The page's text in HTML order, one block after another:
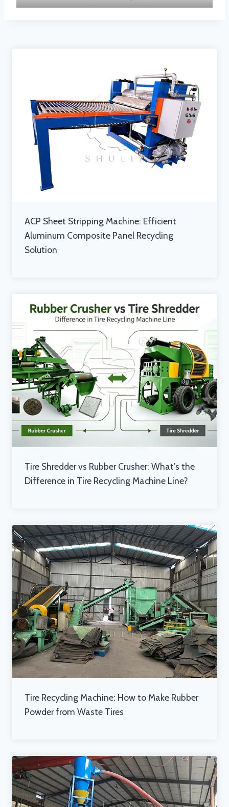
ACP Sheet Stripping Machine: Efficient
Aluminum Composite Panel Recycling
Solution
Tire Shredder vs Rubber Crusher: What’s the
Difference in Tire Recycling Machine Line?
Tire Recycling Machine: How to Make Rubber
Powder from Waste Tires